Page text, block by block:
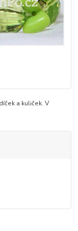
a kuliček. V